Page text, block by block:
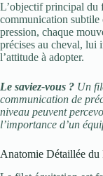
L’objectif principal du
communication subtile
pression, chaque
précises au cheval, lui
l’attitude à adopter.
Le saviez-vous ? Un
communication de
niveau peuvent
l’importance d’un
Anatomie Détaillée du